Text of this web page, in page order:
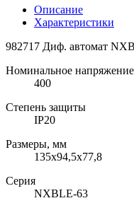
Описание
Характеристики
982717 Диф. автомат
Номинальное
400
Степень защиты
IP20
Размеры, мм
135х94,5х77,8
Серия
NXBLE-63